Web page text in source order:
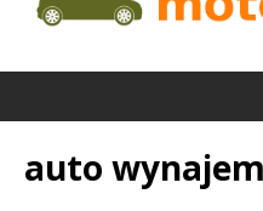
auto wynajem